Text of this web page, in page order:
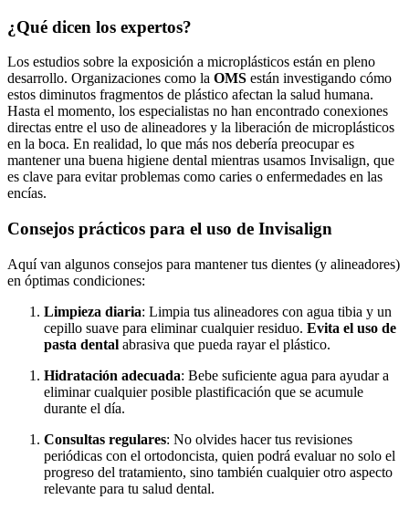
¿Qué dicen los expertos?
Los estudios sobre la exposición a microplásticos están en pleno
desarrollo. Organizaciones como la OMS están investigando cómo
estos diminutos fragmentos de plástico afectan la salud humana.
Hasta el momento, los especialistas no han encontrado conexiones
directas entre el uso de alineadores y la liberación de microplásticos
en la boca. En realidad, lo que más nos debería preocupar es
mantener una buena higiene dental mientras usamos Invisalign, que
es clave para evitar problemas como caries o enfermedades en las
encías.
Consejos prácticos para el uso de Invisalign
Aquí van algunos consejos para mantener tus dientes (y alineadores)
en óptimas condiciones:
Limpieza diaria: Limpia tus alineadores con agua tibia y un
cepillo suave para eliminar cualquier residuo. Evita el uso de
pasta dental abrasiva que pueda rayar el plástico.
Hidratación adecuada: Bebe suficiente agua para ayudar a
eliminar cualquier posible plastificación que se acumule
durante el día.
Consultas regulares: No olvides hacer tus revisiones
periódicas con el ortodoncista, quien podrá evaluar no solo el
progreso del tratamiento, sino también cualquier otro aspecto
relevante para tu salud dental.